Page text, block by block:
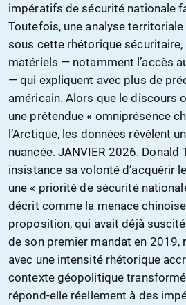
impératifs de sécurité nationale
Toutefois, une analyse
sous cette rhétorique
matériels — notamment l’accès
— qui expliquent avec plus de
américain. Alors que le discours
une prétendue « omniprésence
l’Arctique, les données révèlent
nuancée. JANVIER 2026. Donald
insistance sa volonté d’acquérir
une « priorité de sécurité
décrit comme la menace
proposition, qui avait déjà
de son premier mandat en 2019,
avec une intensité rhétorique
contexte géopolitique
répond-elle réellement à des